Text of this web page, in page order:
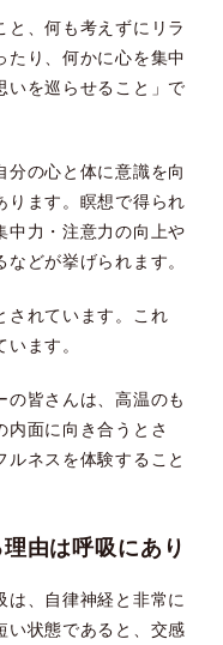
、何も考えずにリラ
たり、何かに心を集中
いを巡らせること」で
の心と体に意識を向
ります。瞑想で得られ
中力・注意力の向上や
どが挙げられます。
されています。これ
ます。
皆さんは、高温のも
内面に向き合うとさ
ネスを体験すること
由は呼吸にあり
、自律神経と非常に
い状態であると、交感